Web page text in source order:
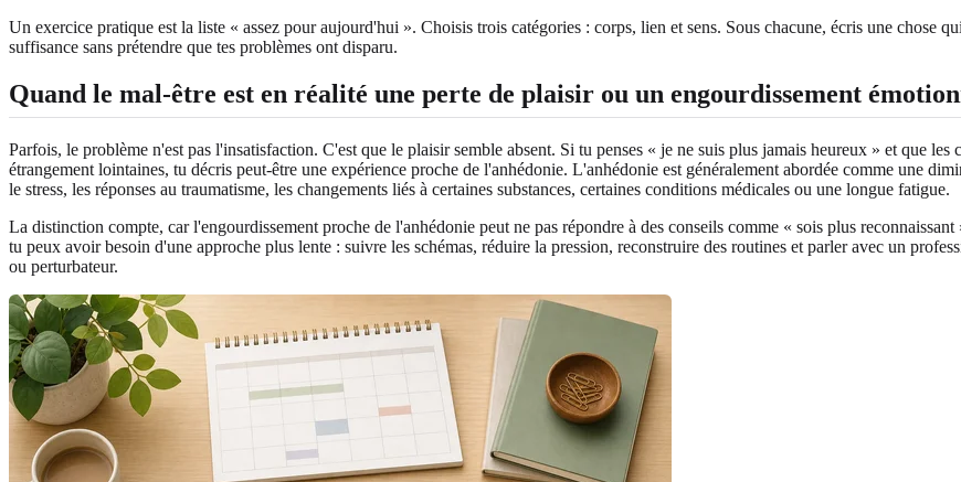
Un exercice pratique est la liste « assez pour aujourd'hui ». Choisis trois catégories : corps, lien et sens. Sous chacune, écris une chose
suffisance sans prétendre que tes problèmes ont disparu.
Quand le mal-être est en réalité une perte de plaisir ou un engourdissement
Parfois, le problème n'est pas l'insatisfaction. C'est que le plaisir semble absent. Si tu penses « je ne suis plus jamais heureux » et que les
étrangement lointaines, tu décris peut-être une expérience proche de l'anhédonie. L'anhédonie est généralement abordée comme une
le stress, les réponses au traumatisme, les changements liés à certaines substances, certaines conditions médicales ou une longue fatigue.
La distinction compte, car l'engourdissement proche de l'anhédonie peut ne pas répondre à des conseils comme « sois plus
tu peux avoir besoin d'une approche plus lente : suivre les schémas, réduire la pression, reconstruire des routines et parler avec un
ou perturbateur.